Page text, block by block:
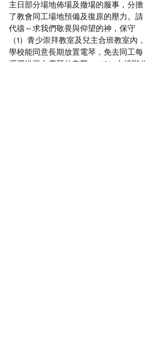
主日部分場地佈場及撤場的服事，分擔
了教會同工場地預備及復原的壓力。請
代禱～求我們敬畏與仰望的神，保守
（1）青少崇拜教室及兒主合班教室內，
學校能同意長期放置電琴，免去同工每
週運送三台電琴的辛勞；（2）七樓辦公